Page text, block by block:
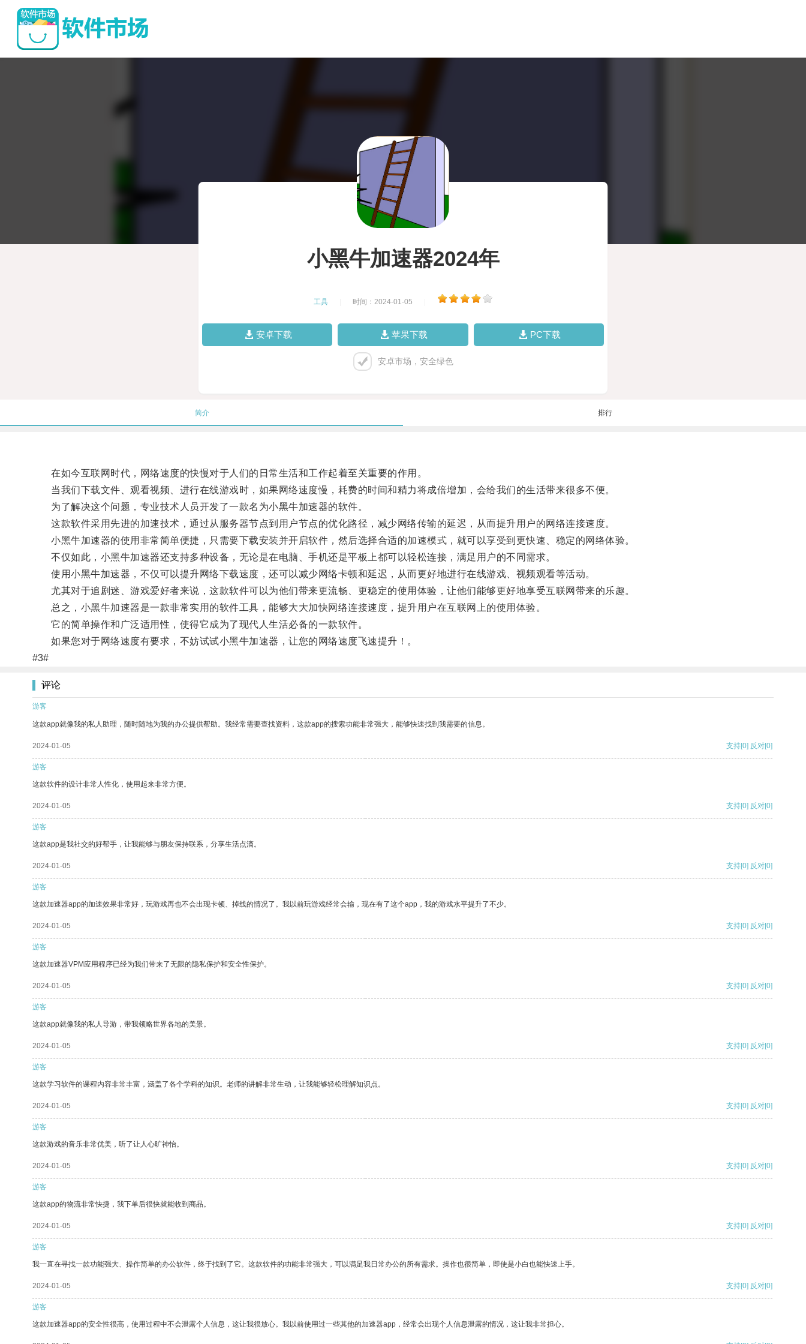
小黑牛加速器2024年
工具 时间：2024-01-05
安卓下载 苹果下载 PC下载
安卓市场，安全绿色
简介 排行
在如今互联网时代，网络速度的快慢对于人们的日常生活和工作起着至关重要的作用。
当我们下载文件、观看视频、进行在线游戏时，如果网络速度慢，耗费的时间和精力将成倍增加，会给我们的生活带来很多不便。
为了解决这个问题，专业技术人员开发了一款名为小黑牛加速器的软件。
这款软件采用先进的加速技术，通过从服务器节点到用户节点的优化路径，减少网络传输的延迟，从而提升用户的网络连接速度。
小黑牛加速器的使用非常简单便捷，只需要下载安装并开启软件，然后选择合适的加速模式，就可以享受到更快速、稳定的网络体验。
不仅如此，小黑牛加速器还支持多种设备，无论是在电脑、手机还是平板上都可以轻松连接，满足用户的不同需求。
使用小黑牛加速器，不仅可以提升网络下载速度，还可以减少网络卡顿和延迟，从而更好地进行在线游戏、视频观看等活动。
尤其对于追剧迷、游戏爱好者来说，这款软件可以为他们带来更流畅、更稳定的使用体验，让他们能够更好地享受互联网带来的乐趣。
总之，小黑牛加速器是一款非常实用的软件工具，能够大大加快网络连接速度，提升用户在互联网上的使用体验。
它的简单操作和广泛适用性，使得它成为了现代人生活必备的一款软件。
如果您对于网络速度有要求，不妨试试小黑牛加速器，让您的网络速度飞速提升！。
#3#
评论
游客
这款app就像我的私人助理，随时随地为我的办公提供帮助。我经常需要查找资料，这款app的搜索功能非常强大，能够快速找到我需要的信息。
2024-01-05 支持[0] 反对[0]
游客
这款软件的设计非常人性化，使用起来非常方便。
2024-01-05 支持[0] 反对[0]
游客
这款app是我社交的好帮手，让我能够与朋友保持联系，分享生活点滴。
2024-01-05 支持[0] 反对[0]
游客
这款加速器app的加速效果非常好，玩游戏再也不会出现卡顿、掉线的情况了。我以前玩游戏经常会输，现在有了这个app，我的游戏水平提升了不少。
2024-01-05 支持[0] 反对[0]
游客
这款加速器VPM应用程序已经为我们带来了无限的隐私保护和安全性保护。
2024-01-05 支持[0] 反对[0]
游客
这款app就像我的私人导游，带我领略世界各地的美景。
2024-01-05 支持[0] 反对[0]
游客
这款学习软件的课程内容非常丰富，涵盖了各个学科的知识。老师的讲解非常生动，让我能够轻松理解知识点。
2024-01-05 支持[0] 反对[0]
游客
这款游戏的音乐非常优美，听了让人心旷神怡。
2024-01-05 支持[0] 反对[0]
游客
这款app的物流非常快捷，我下单后很快就能收到商品。
2024-01-05 支持[0] 反对[0]
游客
我一直在寻找一款功能强大、操作简单的办公软件，终于找到了它。这款软件的功能非常强大，可以满足我日常办公的所有需求。操作也很简单，即使是小白也能快速上手。
2024-01-05 支持[0] 反对[0]
游客
这款加速器app的安全性很高，使用过程中不会泄露个人信息，这让我很放心。我以前使用过一些其他的加速器app，经常会出现个人信息泄露的情况，这让我非常担心。